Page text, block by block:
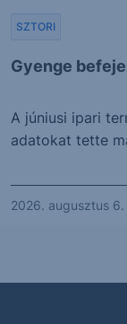
Gyenge
SZTORI
A júniusi ipari
adatokat tette
2026. augusztus 6.